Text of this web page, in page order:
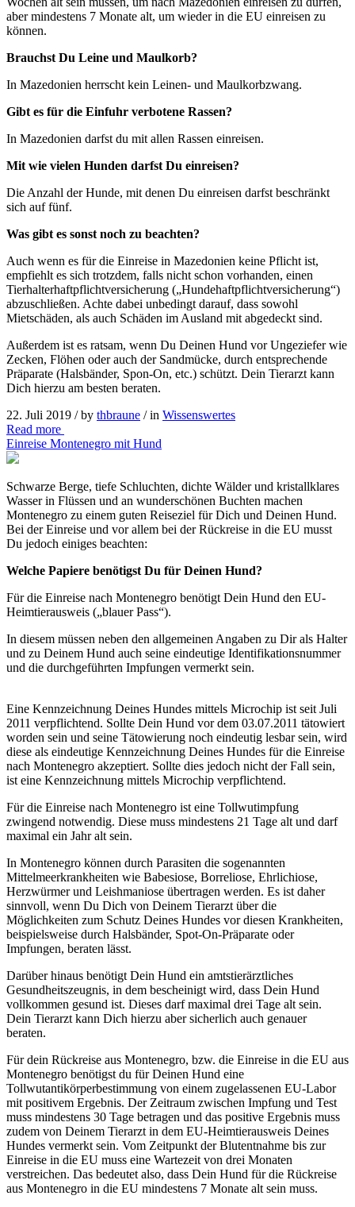
aber mindestens 7 Monate alt, um wieder in die EU einreisen zu
können.
Brauchst Du Leine und Maulkorb?
In Mazedonien herrscht kein Leinen- und Maulkorbzwang.
Gibt es für die Einfuhr verbotene Rassen?
In Mazedonien darfst du mit allen Rassen einreisen.
Mit wie vielen Hunden darfst Du einreisen?
Die Anzahl der Hunde, mit denen Du einreisen darfst beschränkt
sich auf fünf.
Was gibt es sonst noch zu beachten?
Auch wenn es für die Einreise in Mazedonien keine Pflicht ist,
empfiehlt es sich trotzdem, falls nicht schon vorhanden, einen
Tierhalterhaftpflichtversicherung („Hundehaftpflichtversicherung“)
abzuschließen. Achte dabei unbedingt darauf, dass sowohl
Mietschäden, als auch Schäden im Ausland mit abgedeckt sind.
Außerdem ist es ratsam, wenn Du Deinen Hund vor Ungeziefer wie
Zecken, Flöhen oder auch der Sandmücke, durch entsprechende
Präparate (Halsbänder, Spon-On, etc.) schützt. Dein Tierarzt kann
Dich hierzu am besten beraten.
22. Juli 2019 /by thbraune / in Wissenswertes
Read more
Einreise Montenegro mit Hund
Schwarze Berge, tiefe Schluchten, dichte Wälder und kristallklares
Wasser in Flüssen und an wunderschönen Buchten machen
Montenegro zu einem guten Reiseziel für Dich und Deinen Hund.
Bei der Einreise und vor allem bei der Rückreise in die EU musst
Du jedoch einiges beachten:
Welche Papiere benötigst Du für Deinen Hund?
Für die Einreise nach Montenegro benötigt Dein Hund den EU-
Heimtierausweis („blauer Pass“).
In diesem müssen neben den allgemeinen Angaben zu Dir als Halter
und zu Deinem Hund auch seine eindeutige Identifikationsnummer
und die durchgeführten Impfungen vermerkt sein.
Eine Kennzeichnung Deines Hundes mittels Microchip ist seit Juli
2011 verpflichtend. Sollte Dein Hund vor dem 03.07.2011 tätowiert
worden sein und seine Tätowierung noch eindeutig lesbar sein, wird
diese als eindeutige Kennzeichnung Deines Hundes für die Einreise
nach Montenegro akzeptiert. Sollte dies jedoch nicht der Fall sein,
ist eine Kennzeichnung mittels Microchip verpflichtend.
Für die Einreise nach Montenegro ist eine Tollwutimpfung
zwingend notwendig. Diese muss mindestens 21 Tage alt und darf
maximal ein Jahr alt sein.
In Montenegro können durch Parasiten die sogenannten
Mittelmeerkrankheiten wie Babesiose, Borreliose, Ehrlichiose,
Herzwürmer und Leishmaniose übertragen werden. Es ist daher
sinnvoll, wenn Du Dich von Deinem Tierarzt über die
Möglichkeiten zum Schutz Deines Hundes vor diesen Krankheiten,
beispielsweise durch Halsbänder, Spot-On-Präparate oder
Impfungen, beraten lässt.
Darüber hinaus benötigt Dein Hund ein amtstierärztliches
Gesundheitszeugnis, in dem bescheinigt wird, dass Dein Hund
vollkommen gesund ist. Dieses darf maximal drei Tage alt sein.
Dein Tierarzt kann Dich hierzu aber sicherlich auch genauer
beraten.
Für dein Rückreise aus Montenegro, bzw. die Einreise in die EU aus
Montenegro benötigst du für Deinen Hund eine
Tollwutantikörperbestimmung von einem zugelassenen EU-Labor
mit positivem Ergebnis. Der Zeitraum zwischen Impfung und Test
muss mindestens 30 Tage betragen und das positive Ergebnis muss
zudem von Deinem Tierarzt in dem EU-Heimtierausweis Deines
Hundes vermerkt sein. Vom Zeitpunkt der Blutentnahme bis zur
Einreise in die EU muss eine Wartezeit von drei Monaten
verstreichen. Das bedeutet also, dass Dein Hund für die Rückreise
aus Montenegro in die EU mindestens 7 Monate alt sein muss.